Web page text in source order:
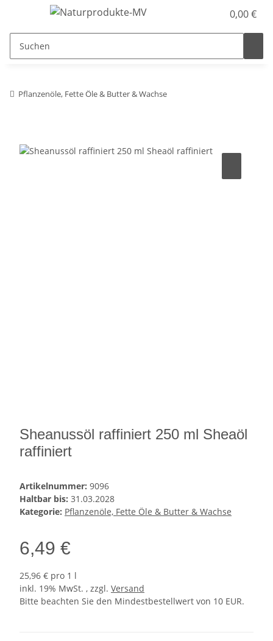
0,00 €
Pflanzenöle, Fette Öle & Butter & Wachse
Sheanussöl raffiniert 250 ml Sheaöl
raffiniert
Artikelnummer: 9096
Haltbar bis: 31.03.2028
Kategorie: Pflanzenöle, Fette Öle & Butter & Wachse
6,49 €
25,96 € pro 1 l
inkl. 19% MwSt. , zzgl. Versand
Bitte beachten Sie den Mindestbestellwert von 10 EUR.